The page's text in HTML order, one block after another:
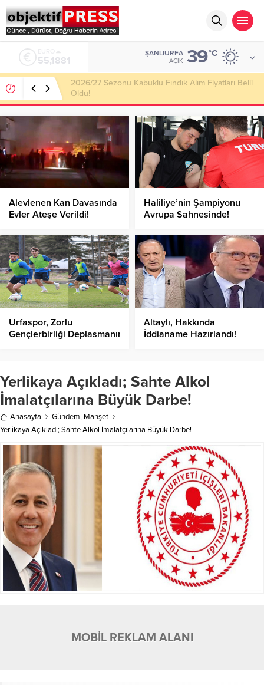
6.660,55
ŞANLIURFA
AÇIK 39°C
Haliliye Belediyesi Her Gün 4 Bin 898 Kişiye Sıcak
Yemek Ulaştırıyor!
Alevlenen Kan Davasında
Evler Ateşe Verildi!
Haliliye’nin Şampiyonu
Avrupa Sahnesinde!
Urfaspor, Zorlu
Gençlerbirliği Deplasmanında!
Altaylı, Hakkında
İddianame Hazırlandı!
Yerlikaya Açıkladı; Sahte Alkol
İmalatçılarına Büyük Darbe!
Anasayfa Gündem, Manşet
Yerlikaya Açıkladı; Sahte Alkol İmalatçılarına Büyük Darbe!
MOBİL REKLAM ALANI